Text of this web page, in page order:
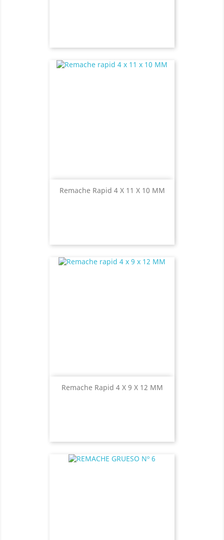
Remache Rapid 4 X 11 X 10 MM
Remache Rapid 4 X 9 X 12 MM